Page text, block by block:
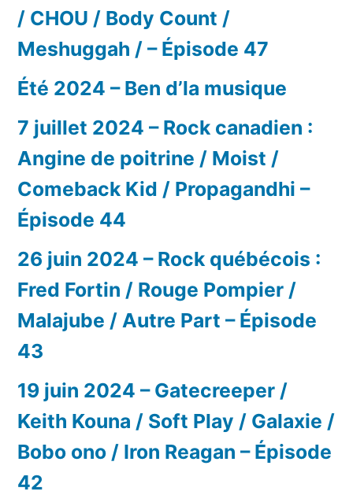
/ CHOU / Body Count /
Meshuggah / – Épisode 47
Été 2024 – Ben d’la musique
7 juillet 2024 – Rock canadien :
Angine de poitrine / Moist /
Comeback Kid / Propagandhi –
Épisode 44
26 juin 2024 – Rock québécois :
Fred Fortin / Rouge Pompier /
Malajube / Autre Part – Épisode
43
19 juin 2024 – Gatecreeper /
Keith Kouna / Soft Play / Galaxie /
Bobo ono / Iron Reagan – Épisode
42